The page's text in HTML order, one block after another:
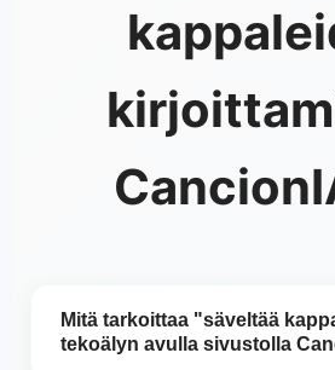
Mitä tarkoittaa "säveltää
tekoälyn avulla sivustolla